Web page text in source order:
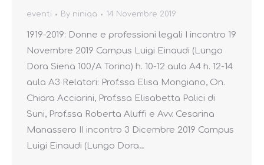
eventi By niniqa 14 Novembre 2019
1919-2019: Donne e professioni legali I incontro 19
Novembre 2019 Campus Luigi Einaudi (Lungo
Dora Siena 100/A Torino) h. 10-12 aula A4 h. 12-14
aula A3 Relatori: Prof.ssa Elisa Mongiano, On.
Chiara Acciarini, Prof.ssa Elisabetta Palici di
Suni, Prof.ssa Roberta Aluffi e Avv. Cesarina
Manassero II incontro 3 Dicembre 2019 Campus
Luigi Einaudi (Lungo Dora…